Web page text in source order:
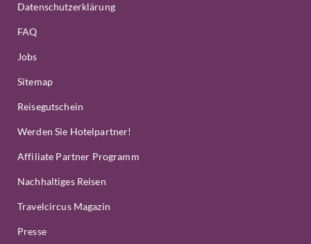
Datenschutzerklärung
FAQ
Jobs
Sitemap
Reisegutschein
Werden Sie Hotelpartner!
Affiliate Partner Programm
Nachhaltiges Reisen
Travelcircus Magazin
Presse